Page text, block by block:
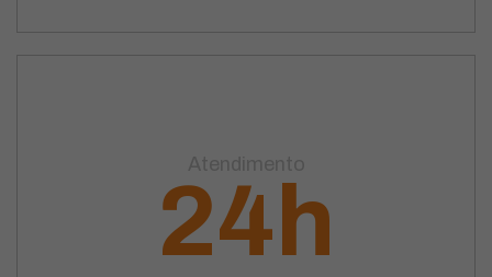
24h